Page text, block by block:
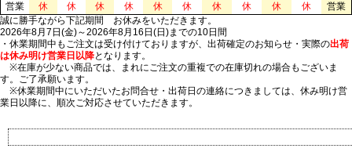
営業
休 休 休 休 休 休 休 休 休 休
営業
誠に勝手ながら下記期間 お休みをいただきます。
2026年8月7日(金)～2026年8月16日(日)までの10日間
・休業期間中もご注文は受け付けておりますが、出荷確定のお知らせ・実際の出荷
は休み明け営業日以降となります。
※在庫が少ない商品では、まれにご注文の重複での在庫切れの場合もございま
す。ご了承願います。
※休業期間中にいただいたお問合せ・出荷日の連絡につきましては、休み明け営
業日以降に、順次ご対応させていただきます。